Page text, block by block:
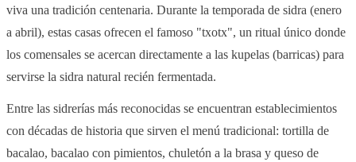
viva una tradición centenaria. Durante la temporada de sidra (enero
a abril), estas casas ofrecen el famoso "txotx", un ritual único donde
los comensales se acercan directamente a las kupelas (barricas) para
servirse la sidra natural recién fermentada.
Entre las sidrerías más reconocidas se encuentran establecimientos
con décadas de historia que sirven el menú tradicional: tortilla de
bacalao, bacalao con pimientos, chuletón a la brasa y queso de